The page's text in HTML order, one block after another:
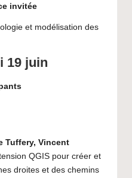
invitée
et modélisation des
19 juin
Tuffery, Vincent
QGIS pour créer et
droites et des chemins